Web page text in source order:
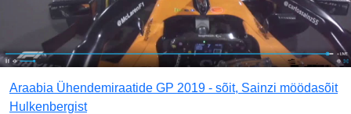
Araabia Ühendemiraatide GP 2019 - sõit, Sainzi möödasõit
Hulkenbergist